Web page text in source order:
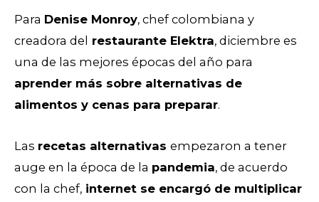
Para Denise Monroy, chef colombiana y
creadora del restaurante Elektra, diciembre es
una de las mejores épocas del año para
aprender más sobre alternativas de
alimentos y cenas para preparar.
Las recetas alternativas empezaron a tener
auge en la época de la pandemia, de acuerdo
con la chef, internet se encargó de multiplicar